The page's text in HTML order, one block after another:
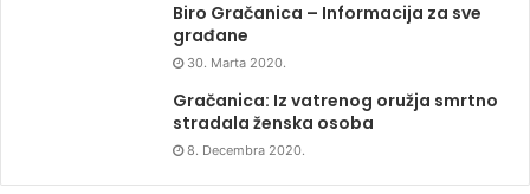
Biro Gračanica – Informacija za sve
građane
30. Marta 2020.
Gračanica: Iz vatrenog oružja smrtno
stradala ženska osoba
8. Decembra 2020.